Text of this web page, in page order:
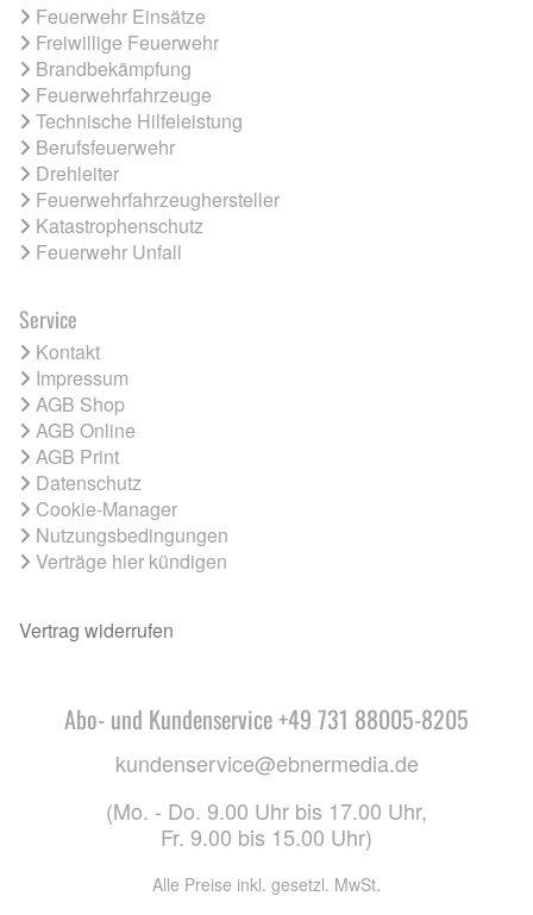
Feuerwehr Einsätze
Freiwillige Feuerwehr
Brandbekämpfung
Feuerwehrfahrzeuge
Technische Hilfeleistung
Berufsfeuerwehr
Drehleiter
Feuerwehrfahrzeughersteller
Katastrophenschutz
Feuerwehr Unfall
Service
Kontakt
Impressum
AGB Shop
AGB Online
AGB Print
Datenschutz
Cookie-Manager
Nutzungsbedingungen
Verträge hier kündigen
Vertrag widerrufen
Abo- und Kundenservice +49 731 88005-8205
kundenservice@ebnermedia.de
(Mo. - Do. 9.00 Uhr bis 17.00 Uhr,
Fr. 9.00 bis 15.00 Uhr)
Alle Preise inkl. gesetzl. MwSt.